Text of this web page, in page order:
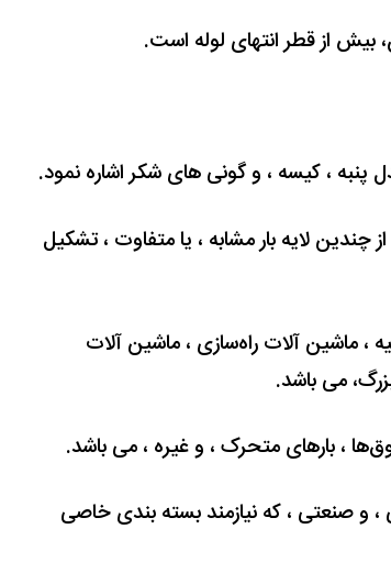
ﭘﻨﺒﻪ ، کیسه ، و گونی های شکر اﺷﺎره ﻧﻤﻮد.
لایه ﺑﺎر ﻣﺸﺎﺑﻪ ، یا ﻣﺘﻔﺎوت ، تشکیل
، ماشین آﻻت راه‌سازی ، ماشین آﻻت
می باشد.
، ﺑﺎرﻫﺎی ﻣﺘﺤﺮک ، و غیره ، می ﺑﺎﺷﺪ.
، و صنعتی ، که نیازمند بسته بندی خاصی